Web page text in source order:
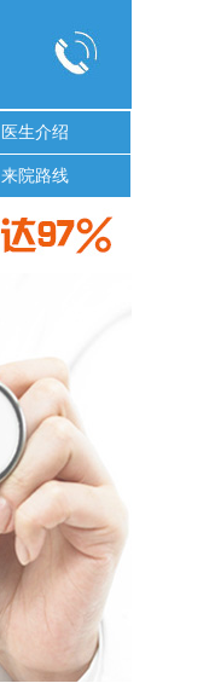
医生介绍
来院路线